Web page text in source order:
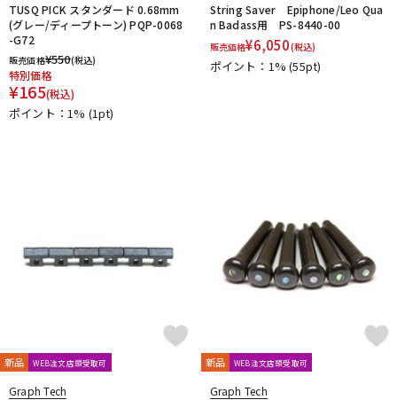
TUSQ PICK スタンダード 0.68mm
(グレー/ディープトーン) PQP-0068
-G72
販売価格¥550(税込)
特別価格
¥165(税込)
ポイント：1% (1pt)
String Saver Epiphone/Leo Qua
n Badass用 PS-8440-00
販売価格¥6,050(税込)
ポイント：1%(55pt)
新品 WEB注文店頭受取可
Graph Tech
新品 WEB注文店頭受取可
Graph Tech